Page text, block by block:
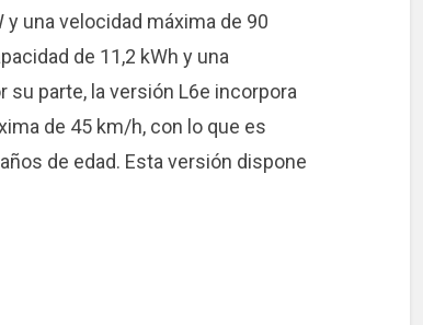
una velocidad máxima de 90
de 11,2 kWh y una
parte, la versión L6e incorpora
de 45 km/h, con lo que es
de edad. Esta versión dispone